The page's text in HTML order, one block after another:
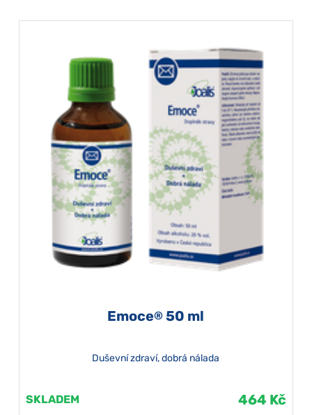
Emoce® 50 ml
Duševní zdraví, dobrá nálada
SKLADEM 464 Kč